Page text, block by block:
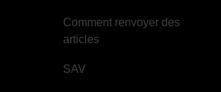
Comment renvoyer des
articles
SAV